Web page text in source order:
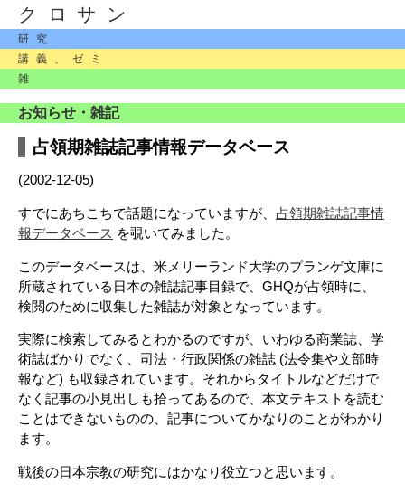
クロサン
研究
講義、ゼミ
雑
お知らせ・雑記
占領期雑誌記事情報データベース
(2002-12-05)
すでにあちこちで話題になっていますが、 占領期雑誌記事情
報データベース を覗いてみました。
このデータベースは、米メリーランド大学のプランゲ文庫に
所蔵されている日本の雑誌記事目録で、GHQが占領時に、
検閲のために収集した雑誌が対象となっています。
実際に検索してみるとわかるのですが、いわゆる商業誌、学
術誌ばかりでなく、司法・行政関係の雑誌 (法令集や文部時
報など) も収録されています。それからタイトルなどだけで
なく記事の小見出しも拾ってあるので、本文テキストを読む
ことはできないものの、記事についてかなりのことがわかり
ます。
戦後の日本宗教の研究にはかなり役立つと思います。